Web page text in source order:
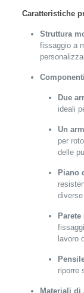
Caratteristiche
Struttura
fissaggio a
Due
ideali
Un
per
delle
Piano
lavoro
riporre
Materiali di